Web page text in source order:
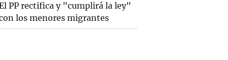
PP rectifica y "cumplirá la ley"
los menores migrantes